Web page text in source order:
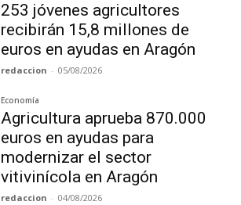
253 jóvenes agricultores
recibirán 15,8 millones de
euros en ayudas en Aragón
redaccion - 05/08/2026
Economía
Agricultura aprueba 870.000
euros en ayudas para
modernizar el sector
vitivinícola en Aragón
redaccion - 04/08/2026